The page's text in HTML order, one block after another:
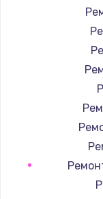
Замена